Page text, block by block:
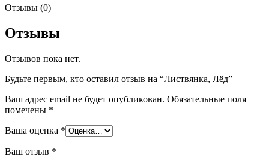
Отзывы (0)
Отзывы
Отзывов пока нет.
Будьте первым, кто оставил отзыв на “Листвянка, Лёд”
Ваш адрес email не будет опубликован. Обязательные поля
помечены *
Ваша оценка *
Ваш отзыв *